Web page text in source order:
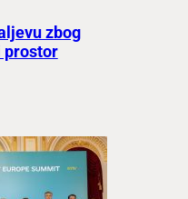
zbog
prostor